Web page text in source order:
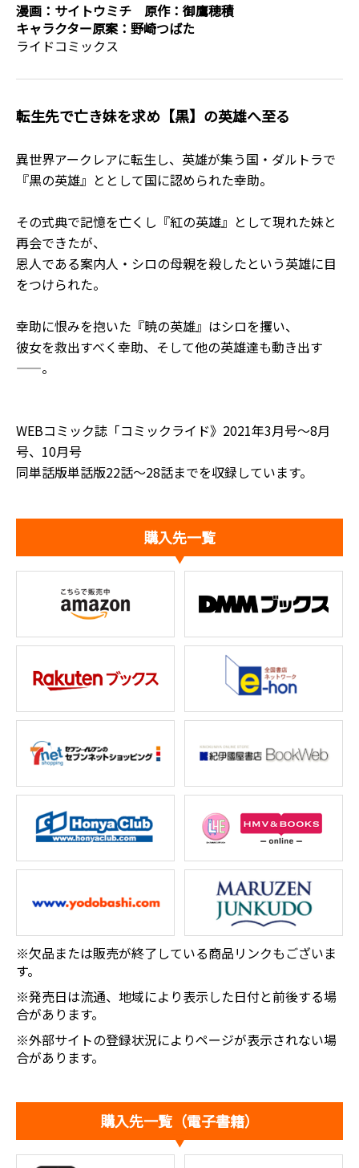
漫画： サイトウミチ 原作： 御鷹穂積
キャラクター原案： 野崎つばた
ライドコミックス
転生先で亡き妹を求め【黒】の英雄へ至る――
異世界アークレアに転生し、英雄が集う国・ダルトラで
『黒の英雄』ととして国に認められた幸助。
その式典で記憶を亡くし『紅の英雄』として現れた妹と
再会できたが、
恩人である案内人・シロの母親を殺したという英雄に目
をつけられた。
幸助に恨みを抱いた『暁の英雄』はシロを攫い、
彼女を救出すべく幸助、そして他の英雄達も動き出す
――。
WEBコミック誌「コミックライド》2021年3月号～8月
号、10月号
同単話版単話版22話～28話までを収録しています。
購入先一覧
※欠品または販売が終了している商品リンクもございま
す。
※発売日は流通、地域により表示した日付と前後する場
合があります。
※外部サイトの登録状況によりページが表示されない場
合があります。
購入先一覧（電子書籍）